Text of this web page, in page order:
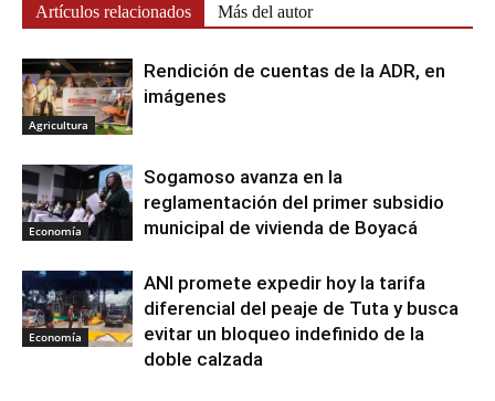
Artículos relacionados Más del autor
Agricultura
Rendición de cuentas de la ADR, en
imágenes
Economía
Sogamoso avanza en la
reglamentación del primer subsidio
municipal de vivienda de Boyacá
Economía
ANI promete expedir hoy la tarifa
diferencial del peaje de Tuta y busca
evitar un bloqueo indefinido de la
doble calzada